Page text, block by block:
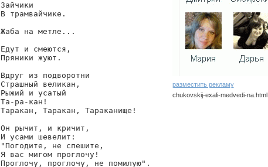
Зайчики
В трамвайчике.
Жаба на метле...
Едут и смеются,
Пряники жуют.
Вдруг из подворотни
Страшный великан,
Рыжий и усатый
Та-ра-кан!
Таракан, Таракан, Тараканище!
Он рычит, и кричит,
И усами шевелит:
"Погодите, не спешите,
Я вас мигом проглочу!
Проглочу, проглочу, не помилую".
разместить рекламу
chukovskij-exali-medvedi-na.html